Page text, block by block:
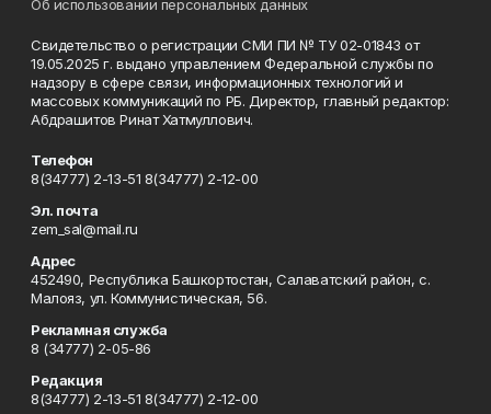
Об использовании персональных данных
Свидетельство о регистрации СМИ ПИ № ТУ 02-01843 от
19.05.2025 г. выдано управлением Федеральной службы по
надзору в сфере связи, информационных технологий и
массовых коммуникаций по РБ. Директор, главный редактор:
Абдрашитов Ринат Хатмуллович.
Телефон
8(34777) 2-13-51 8(34777) 2-12-00
Эл. почта
zem_sal@mail.ru
Адрес
452490, Республика Башкортостан, Салаватский район, с.
Малояз, ул. Коммунистическая, 56.
Рекламная служба
8 (34777) 2-05-86
Редакция
8(34777) 2-13-51 8(34777) 2-12-00